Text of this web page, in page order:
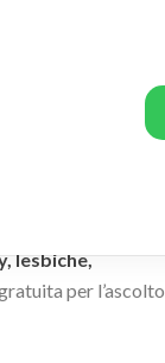
lesbiche,
per l’ascolto